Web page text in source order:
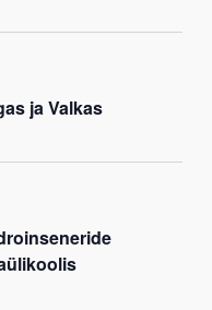
ja Valkas